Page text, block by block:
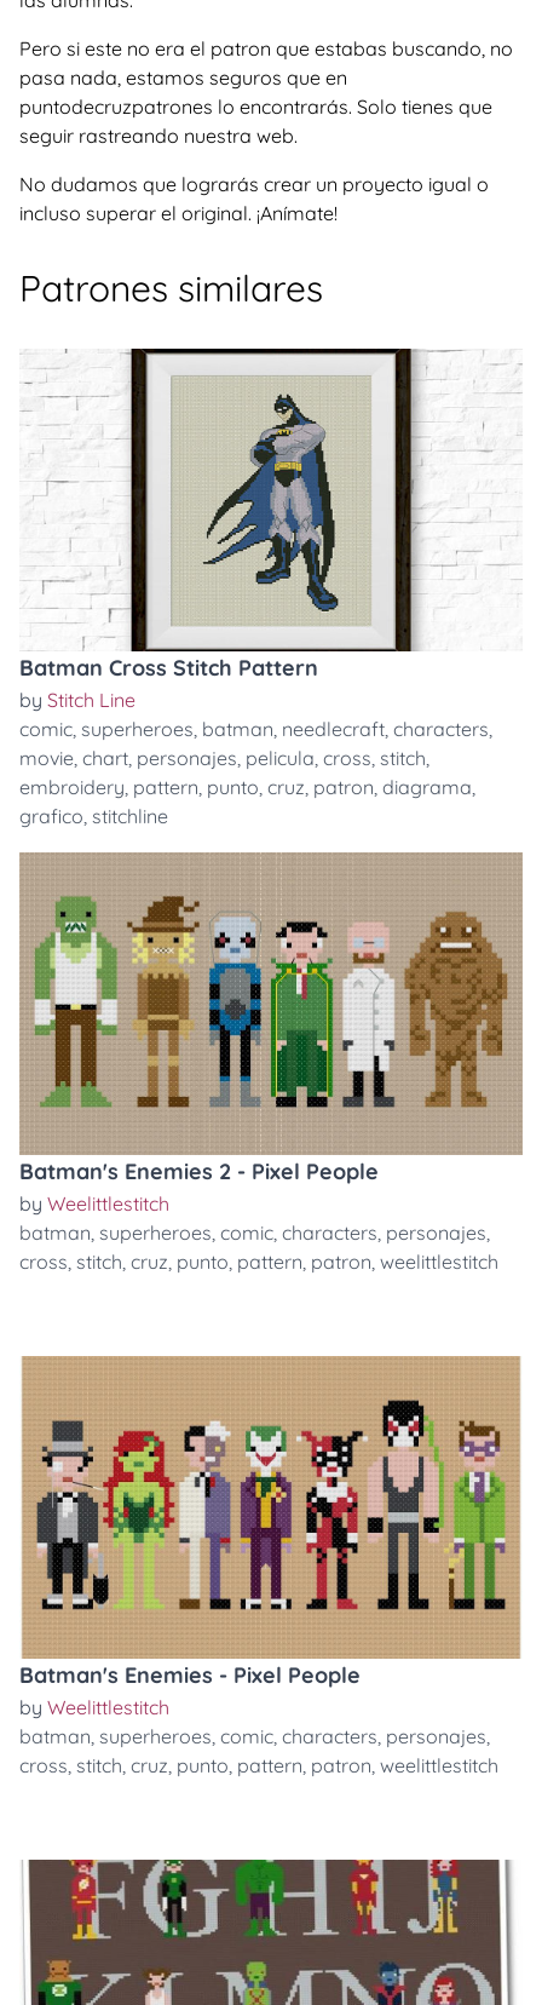
Pero si este no era el patron que estabas buscando, no
pasa nada, estamos seguros que en
puntodecruzpatrones lo encontrarás. Solo tienes que
seguir rastreando nuestra web.
No dudamos que lograrás crear un proyecto igual o
incluso superar el original. ¡Anímate!
Patrones similares
Batman Cross Stitch Pattern
by Stitch Line
comic, superheroes, batman, needlecraft, characters,
movie, chart, personajes, pelicula, cross, stitch,
embroidery, pattern, punto, cruz, patron, diagrama,
grafico, stitchline
Batman's Enemies 2 - Pixel People
by Weelittlestitch
batman, superheroes, comic, characters, personajes,
cross, stitch, cruz, punto, pattern, patron, weelittlestitch
Batman's Enemies - Pixel People
by Weelittlestitch
batman, superheroes, comic, characters, personajes,
cross, stitch, cruz, punto, pattern, patron, weelittlestitch